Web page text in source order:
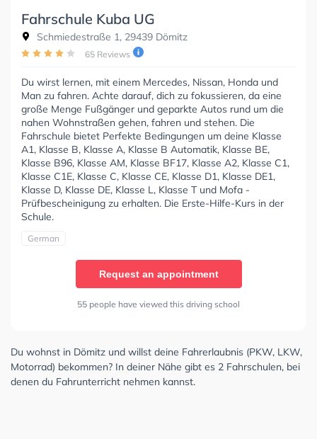
Fahrschule Kuba UG
Schmiedestraße 1, 29439 Dömitz
65 Reviews
Du wirst lernen, mit einem Mercedes, Nissan, Honda und
Man zu fahren. Achte darauf, dich zu fokussieren, da eine
große Menge Fußgänger und geparkte Autos rund um die
nahen Wohnstraßen gehen, fahren und stehen. Die
Fahrschule bietet Perfekte Bedingungen um deine Klasse
A1, Klasse B, Klasse A, Klasse B Automatik, Klasse BE,
Klasse B96, Klasse AM, Klasse BF17, Klasse A2, Klasse C1,
Klasse C1E, Klasse C, Klasse CE, Klasse D1, Klasse DE1,
Klasse D, Klasse DE, Klasse L, Klasse T und Mofa -
Prüfbescheinigung zu erhalten. Die Erste-Hilfe-Kurs in der
Schule.
German
Request an appointment
55 people have viewed this driving school
Du wohnst in Dömitz und willst deine Fahrerlaubnis (PKW, LKW,
Motorrad) bekommen? In deiner Nähe gibt es 2 Fahrschulen, bei
denen du Fahrunterricht nehmen kannst.